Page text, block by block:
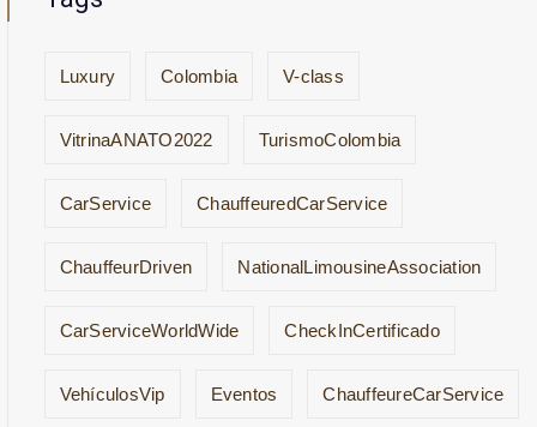
Luxury Colombia V-class
VitrinaANATO2022 TurismoColombia
CarService ChauffeuredCarService
ChauffeurDriven NationalLimousineAssociation
CarServiceWorldWide CheckInCertificado
VehículosVip Eventos ChauffeureCarService